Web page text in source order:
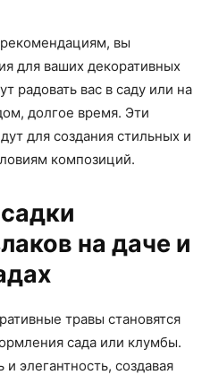
вы
для ваших декоративных
радовать вас в саду или на
долгое время. Эти
для создания стильных и
композиций.
на даче и
травы становятся
сада или клумбы.
элегантность, создавая